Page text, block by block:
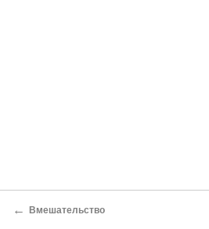
← Вмешательство